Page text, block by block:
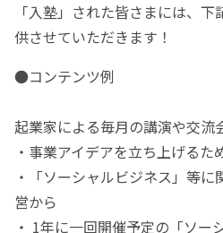
「入塾」された皆さまには、
供させていただきます！
●コンテ
・
起業家による毎月の講演や交流
・事業アイデアを立ち上げる
・「ソーシャルビジネス」等
営から
・ 1年に一回開催予定の「ソー